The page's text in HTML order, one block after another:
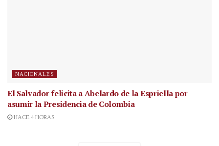
NACIONALES
El Salvador felicita a Abelardo de la Espriella por
asumir la Presidencia de Colombia
HACE 4 HORAS